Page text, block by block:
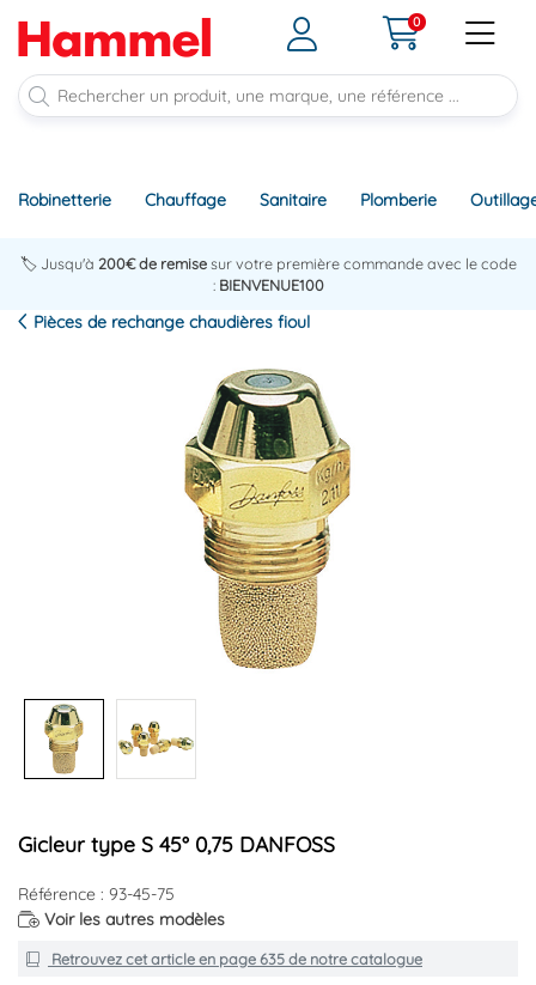
0
Robinetterie Chauffage Sanitaire Plomberie
🏷️ Jusqu'à 200€ de remisesur votre première commande avec le code
: BIENVENUE100
Pièces de rechange chaudières fioul
Gicleur type S 45° 0,75 DANFOSS
Référence : 93-45-75
Voir les autres modèles
Retrouvez cet article en page 635de notre catalogue